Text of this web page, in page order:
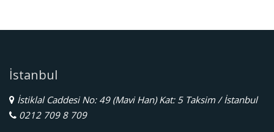
İstanbul
İstiklal Caddesi No: 49 (Mavi Han) Kat: 5 Taksim / İstanbul
0212 709 8 709